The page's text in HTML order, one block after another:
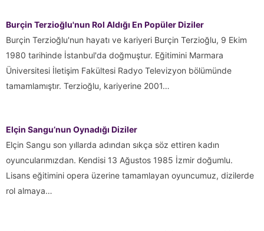
Burçin Terzioğlu'nun Rol Aldığı En Popüler Diziler
Burçin Terzioğlu'nun hayatı ve kariyeri Burçin Terzioğlu, 9 Ekim
1980 tarihinde İstanbul'da doğmuştur. Eğitimini Marmara
Üniversitesi İletişim Fakültesi Radyo Televizyon bölümünde
tamamlamıştır. Terzioğlu, kariyerine 2001…
Elçin Sangu’nun Oynadığı Diziler
Elçin Sangu son yıllarda adından sıkça söz ettiren kadın
oyuncularımızdan. Kendisi 13 Ağustos 1985 İzmir doğumlu.
Lisans eğitimini opera üzerine tamamlayan oyuncumuz, dizilerde
rol almaya…